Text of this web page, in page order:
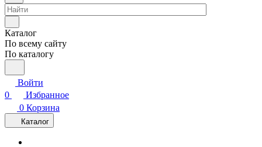
Каталог
По всему сайту
По каталогу
Войти
0
Избранное
0 Корзина
Каталог